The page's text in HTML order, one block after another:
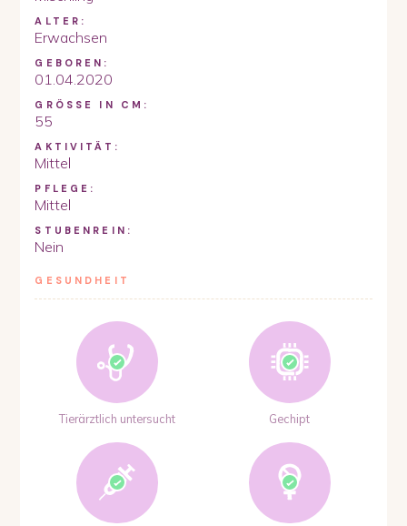
ALTER:
Erwachsen
GEBOREN:
01.04.2020
GRÖSSE IN CM:
55
AKTIVITÄT:
Mittel
PFLEGE:
Mittel
STUBENREIN:
Nein
GESUNDHEIT
Tierärztlich untersucht Gechipt